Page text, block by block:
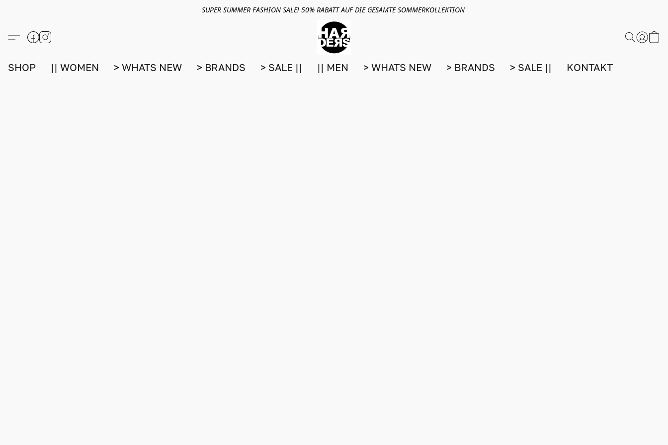
SUPER SUMMER FASHION SALE! 50% RABATT AUF DIE GESAMTE SOMMERKOLLEKTION
SHOP || WOMEN > WHATS NEW > BRANDS > SALE || || MEN > WHATS NEW > BRANDS > SALE || KONTAKT